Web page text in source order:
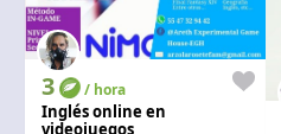
3 / hora
Inglés online en
videojuegos